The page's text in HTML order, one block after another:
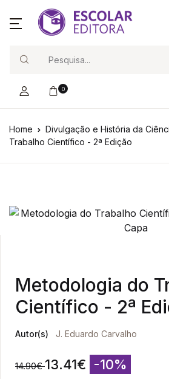
0
Home Divulgação e História da
Trabalho Científico - 2ª Edição
Metodologia do
Científico - 2ª
Autor(s) J. Eduardo Carvalho
14.90€ 13.41€ -10%